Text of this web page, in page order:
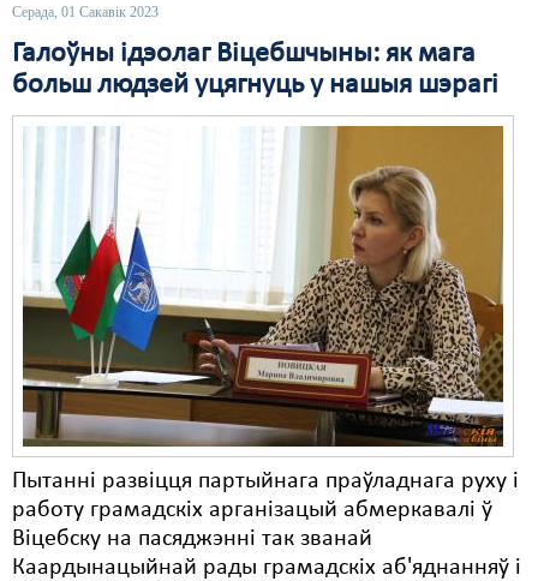
Серада, 01 Сакавік 2023
Галоўны ідэолаг Віцебшчыны: як мага
больш людзей уцягнуць у нашыя шэрагі
Пытанні развіцця партыйнага праўладнага руху і
работу грамадскіх арганізацый абмеркавалі ў
Віцебску на пасяджэнні так званай
Каардынацыйнай рады грамадскіх аб'яднанняў і